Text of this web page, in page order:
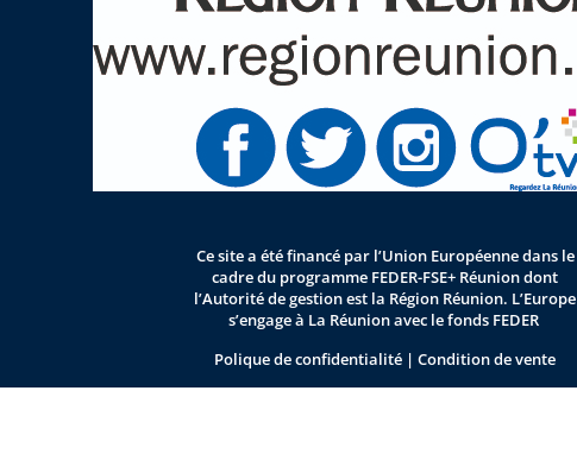
Ce site a été financé par l’Union Européenne dans le
cadre du programme FEDER-FSE+ Réunion dont
l’Autorité de gestion est la Région Réunion. L’Europe
s’engage à La Réunion avec le fonds FEDER
Polique de confidentialité |Condition de vente